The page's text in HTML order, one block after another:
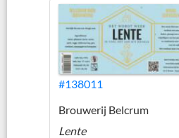
#138011
Brouwerij Belcrum
Lente